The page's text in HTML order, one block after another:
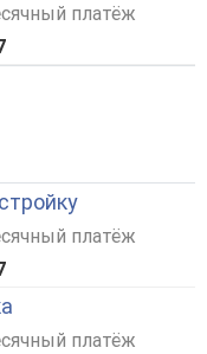
платёж
платёж
платёж